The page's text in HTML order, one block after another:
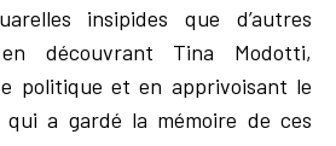
insipides que d’autres
découvrant Tina Modotti,
politique et en apprivoisant le
qui a gardé la mémoire de ces